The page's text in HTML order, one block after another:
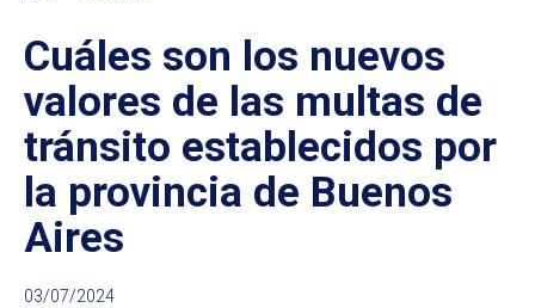
Cuáles son los nuevos
valores de las multas de
tránsito establecidos por
la provincia de Buenos
Aires
03/07/2024